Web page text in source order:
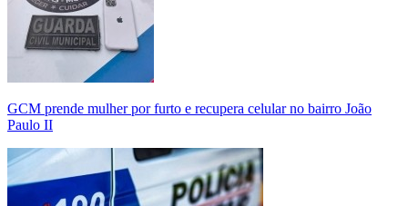
GCM prende mulher por furto e recupera celular no bairro João
Paulo II